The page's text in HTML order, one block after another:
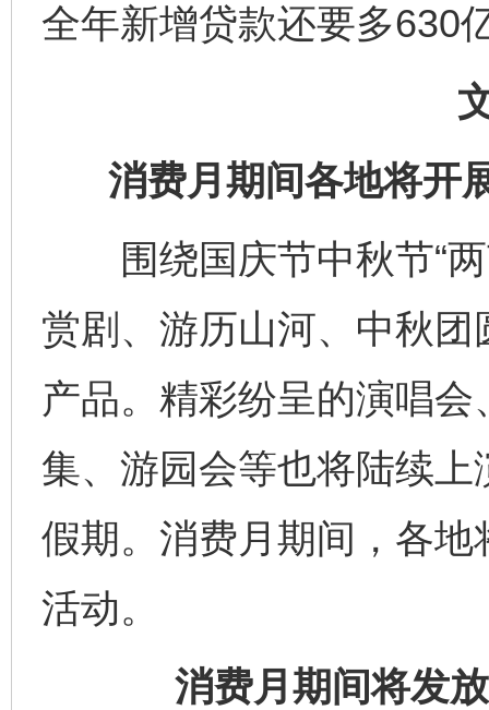
全年新增贷款还要多630
消费月期间各地将开
围绕国庆节中秋节“两
赏剧、游历山河、中秋
产品。精彩纷呈的演唱
集、游园会等也将陆续
假期。消费月期间，各
活动。
消费月期间将发